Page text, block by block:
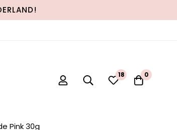
18 0
Pink 30g